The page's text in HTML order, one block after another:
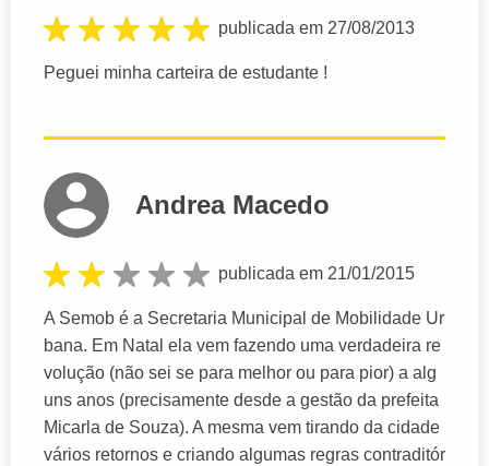
publicada em 27/08/2013
Peguei minha carteira de estudante !
Andrea Macedo
publicada em 21/01/2015
A Semob é a Secretaria Municipal de Mobilidade Ur
bana. Em Natal ela vem fazendo uma verdadeira re
volução (não sei se para melhor ou para pior) a alg
uns anos (precisamente desde a gestão da prefeita
Micarla de Souza). A mesma vem tirando da cidade
vários retornos e criando algumas regras contraditór